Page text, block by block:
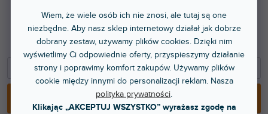
Wiem, że wiele osób ich nie znosi, ale tutaj są one
niezbędne. Aby nasz sklep internetowy działał jak dobrze
dobrany zestaw, używamy plików cookies. Dzięki nim
wyświetlimy Ci odpowiednie oferty, przyspieszymy działanie
strony i poprawimy komfort zakupów. Używamy plików
cookie między innymi do personalizacji reklam. Nasza
polityka prywatności.
Klikając „AKCEPTUJ WSZYSTKO” wyrażasz zgodę na
445 zł
367,77 zł bez VAT
DODAJ DO KOSZYKA